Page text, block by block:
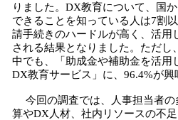
りました。DX教育について、国
できることを知っている人は7割
請手続きのハードルが高く、活用
される結果となりました。ただし
中でも、「助成金や補助金を活用
DX教育サービス」に、96.4%が興
今回の調査では、人事担当者の
算やDX人材、社内リソースの不